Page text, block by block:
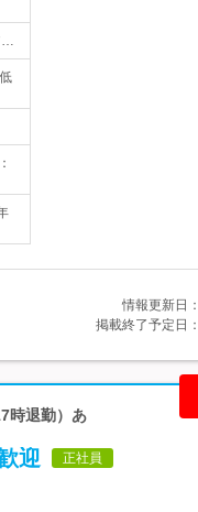
…
情報更新日：
掲載終了予定日：
時退勤）あ
迎 正社員